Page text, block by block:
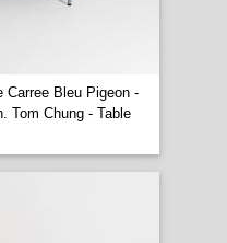
Carree Bleu Pigeon -
Tom Chung - Table